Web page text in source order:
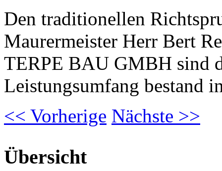
Den traditionellen
Maurermeister Herr Bert
TERPE BAU GMBH sind
Leistungsumfang bestand
<< Vorherige Nächste >>
Übersicht